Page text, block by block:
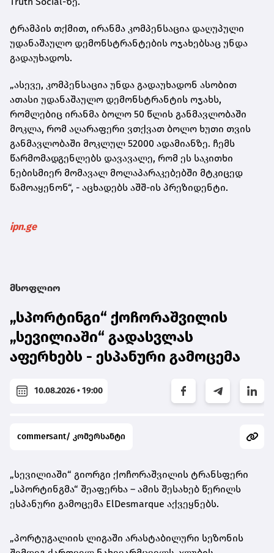
ტრამპის თქმით, ირანმა კომპენსაცია დაღუპული
უდანაშაულო დემონსტრანტების ოჯახებსაც უნდა
გადაუხადოს.
„ასევე, კომპენსაცია უნდა გადაუხადონ ასობით
ათასი უდანაშაულო დემონსტრანტის ოჯახს,
რომლებიც ირანმა ბოლო 50 წლის განმავლობაში
მოკლა, რომ აღარაფერი ვთქვათ ბოლო ხუთი თვის
განმავლობაში მოკლულ 52000 ადამიანზე. ჩემს
წარმომადგენლებს დავავალე, რომ ეს საკითხი
ნებისმიერ მომავალ მოლაპარაკებებში მტკიცედ
წამოაყენონ“, - აცხადებს აშშ-ის პრეზიდენტი.
ipn.ge
მსოფლიო
„სპორტინგი“ ქოჩორაშვილის
„სევილიაში“ გადასვლას
აფერხებს - ესპანური გამოცემა
10.08.2026 • 19:00
commersant/ კომერსანტი
„სევილიაში“ გიორგი ქოჩორაშვილის ტრანსფერი
„სპორტინგმა“ შეაფერხა – ამის შესახებ წერილს
ესპანური გამოცემა ElDesmarque აქვეყნებს.
„პორტუგალიის ლიგაში არასტაბილური სეზონის